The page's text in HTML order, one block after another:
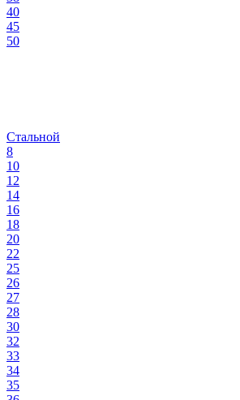
40
45
50
Стальной
8
10
12
14
16
18
20
22
25
26
27
28
30
32
33
34
35